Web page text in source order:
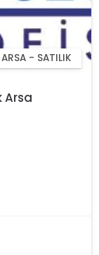
ARSA - SATILIK
Arsa